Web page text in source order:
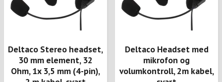
Deltaco Stereo headset,
30 mm element, 32
Ohm, 1x 3,5 mm (4-pin),
Deltaco Headset med
mikrofon og
volumkontroll, 2m kabel,